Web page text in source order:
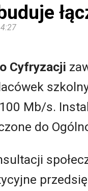
Cyfryzacji
Mb/s.
do